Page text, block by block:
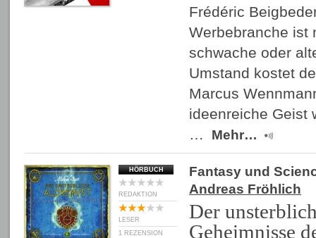
Frédéric
Werbebranche ist
schwache oder
Umstand kostet
Marcus
ideenreiche Geist
…
Mehr…
HÖRBUCH
REDAKTION
LESER
1 REZENSION
Fantasy und
Andreas Fröhlich
Der
Geheimnisse